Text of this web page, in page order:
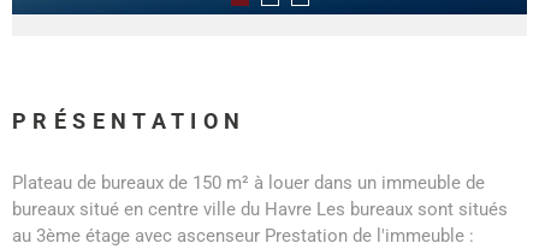
PRÉSENTATION
Plateau de bureaux de 150 m² à louer dans un immeuble de
bureaux situé en centre ville du Havre Les bureaux sont situés
au 3ème étage avec ascenseur Prestation de l'immeuble :